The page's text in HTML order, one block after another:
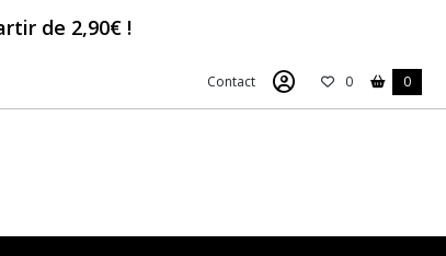
de 2,90€ !
Contact 0 0